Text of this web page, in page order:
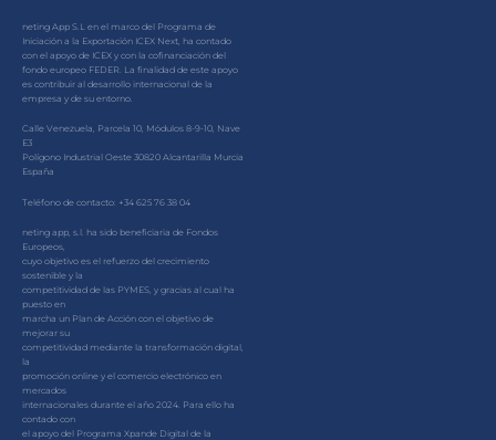
neting App S.L en el marco del Programa de
Iniciación a la Exportación ICEX Next, ha contado
con el apoyo de ICEX y con la cofinanciación del
fondo europeo FEDER. La finalidad de este apoyo
es contribuir al desarrollo internacional de la
empresa y de su entorno.
Calle Venezuela, Parcela 10, Módulos 8-9-10, Nave
E3
Polígono Industrial Oeste 30820 Alcantarilla Murcia
España
Teléfono de contacto: +34 625 76 38 04
neting app, s.l. ha sido beneficiaria de Fondos
Europeos,
cuyo objetivo es el refuerzo del crecimiento
sostenible y la
competitividad de las PYMES, y gracias al cual ha
puesto en
marcha un Plan de Acción con el objetivo de
mejorar su
competitividad mediante la transformación digital,
la
promoción online y el comercio electrónico en
mercados
internacionales durante el año 2024. Para ello ha
contado con
el apoyo del Programa Xpande Digital de la